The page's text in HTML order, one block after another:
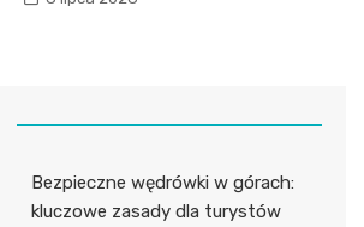
Bezpieczne wędrówki w górach:
kluczowe zasady dla turystów